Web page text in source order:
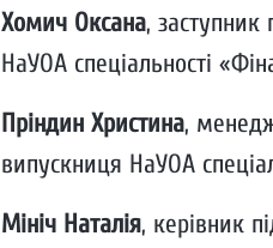
Хомич Оксана, заступник
НаУОА спеціальності
Пріндин Христина,
випускниця НаУОА
Мініч Наталія, керівник